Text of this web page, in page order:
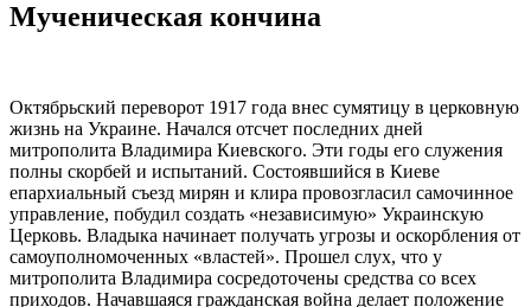
Мученическая кончина
Октябрьский переворот 1917 года внес сумятицу в церковную
жизнь на Украине. Начался отсчет последних дней
митрополита Владимира Киевского. Эти годы его служения
полны скорбей и испытаний. Состоявшийся в Киеве
епархиальный съезд мирян и клира провозгласил самочинное
управление, побудил создать «независимую» Украинскую
Церковь. Владыка начинает получать угрозы и оскорбления от
самоуполномоченных «властей». Прошел слух, что у
митрополита Владимира сосредоточены средства со всех
приходов. Начавшаяся гражданская война делает положение